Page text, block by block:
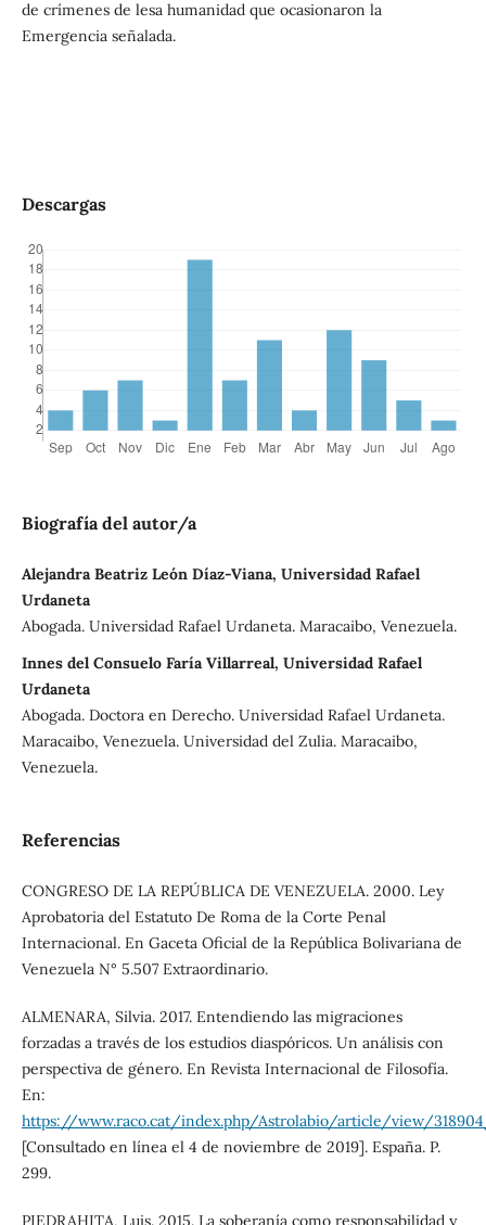
de crímenes de lesa humanidad que ocasionaron la
Emergencia señalada.
Descargas
Biografía del autor/a
Alejandra Beatriz León Díaz-Viana, Universidad Rafael
Urdaneta
Abogada. Universidad Rafael Urdaneta. Maracaibo, Venezuela.
Innes del Consuelo Faría Villarreal, Universidad Rafael
Urdaneta
Abogada. Doctora en Derecho. Universidad Rafael Urdaneta.
Maracaibo, Venezuela. Universidad del Zulia. Maracaibo,
Venezuela.
Referencias
CONGRESO DE LA REPÚBLICA DE VENEZUELA. 2000. Ley
Aprobatoria del Estatuto De Roma de la Corte Penal
Internacional. En Gaceta Oficial de la República Bolivariana de
Venezuela N° 5.507 Extraordinario.
ALMENARA, Silvia. 2017. Entendiendo las migraciones
forzadas a través de los estudios diaspóricos. Un análisis con
perspectiva de género. En Revista Internacional de Filosofía.
En:
https://www.raco.cat/index.php/Astrolabio/article/view/
[Consultado en línea el 4 de noviembre de 2019]. España. P.
299.
PIEDRAHITA, Luis. 2015. La soberanía como responsabilidad y